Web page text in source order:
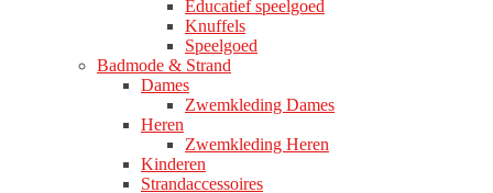
Educatief speelgoed
Knuffels
Speelgoed
Badmode & Strand
Dames
Zwemkleding Dames
Heren
Zwemkleding Heren
Kinderen
Strandaccessoires